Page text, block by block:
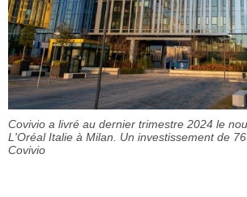
Covivio a livré au dernier trimestre 2024 le
L'Oréal Italie à Milan. Un investissement de
Covivio